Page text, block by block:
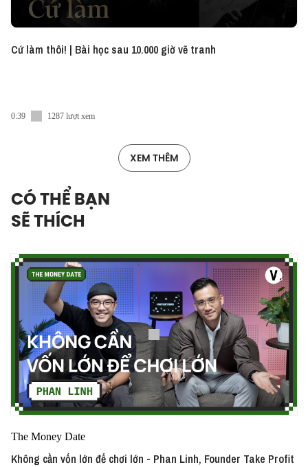
Cứ làm thôi! | Bài học sau 10.000 giờ vẽ tranh
0:39 1287 lượt xem
XEM THÊM
CÓ THỂ BẠN
SẼ THÍCH
The Money Date
Không cần vốn lớn để chơi lớn - Phan Linh, Founder Take Profit